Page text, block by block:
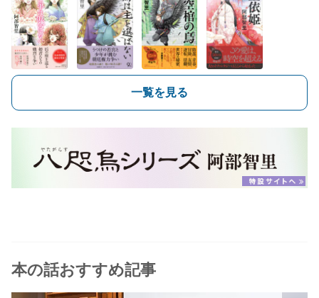
一覧を見る
本の話おすすめ記事